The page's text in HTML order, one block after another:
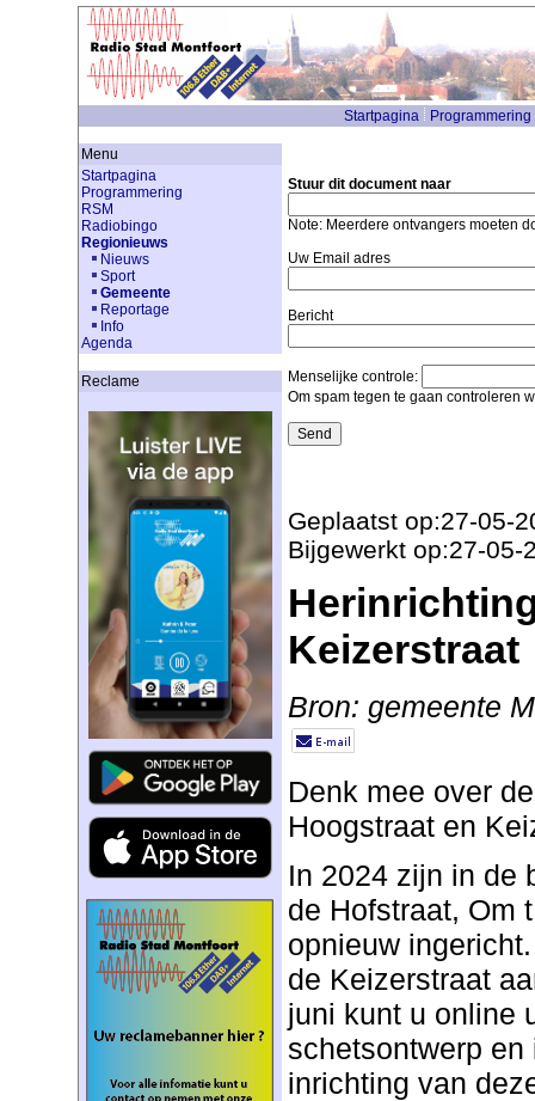
Startpagina Programmering
Menu
Startpagina
Programmering
RSM
Radiobingo
Regionieuws
Nieuws
Sport
Gemeente
Reportage
Info
Agenda
Reclame
Stuur dit document naar
Note: Meerdere ontvangers moeten
Uw Email adres
Bericht
Menselijke controle:
Om spam tegen te gaan controleren
Geplaatst op:27-05-
Bijgewerkt op:27-05-
Keizerstraat
Bron: gemeente
Denk mee over
Hoogstraat en
In 2024 zijn in de
de Hofstraat, Om
opnieuw
de Keizerstraat
juni kunt u online
schetsontwerp
inrichting van